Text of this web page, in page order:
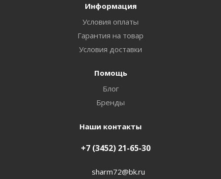
Информация
Условия оплаты
Гарантия на товар
Условия доставки
Помощь
Блог
Бренды
Наши контакты
+7 (3452) 21-65-30
sharm72@bk.ru